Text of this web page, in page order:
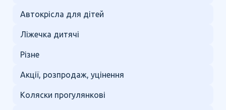
Автокрісла для дітей
Ліжечка дитячі
Різне
Акції, розпродаж, уцінення
Коляски прогулянкові